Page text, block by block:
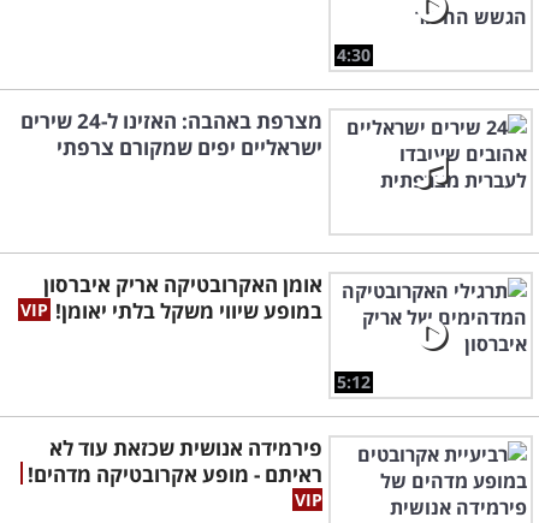
4:30
מצרפת באהבה: האזינו ל-24 שירים
ישראליים יפים שמקורם צרפתי
5:12
אומן האקרובטיקה אריק איברסון
במופע שיווי משקל בלתי יאומן!
פירמידה אנושית שכזאת עוד לא
ראיתם - מופע אקרובטיקה מדהים!